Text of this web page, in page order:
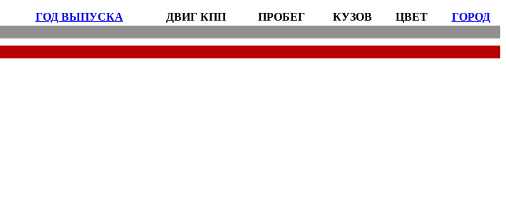
ГОД ВЫПУСКА ДВИГ КПП ПРОБЕГ КУЗОВ ЦВЕТ ГОРОД